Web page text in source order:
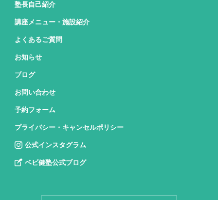
塾長自己紹介
講座メニュー・施設紹介
よくあるご質問
お知らせ
ブログ
お問い合わせ
予約フォーム
プライバシー・キャンセルポリシー
公式インスタグラム
ベビ健塾公式ブログ